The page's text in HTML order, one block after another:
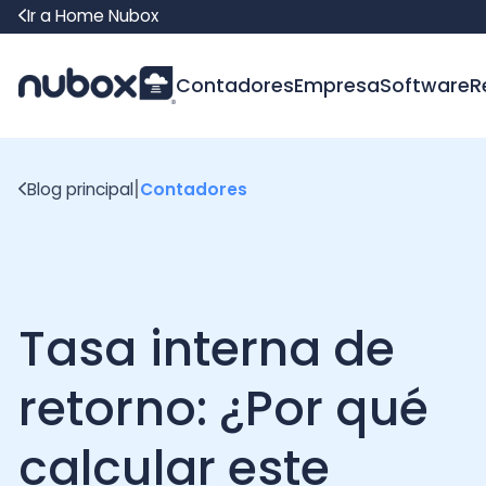
Ir a Home Nubox
ContadoresEmpresaSoftware
Tasa interna de
retorno: ¿Por qué
calcular este